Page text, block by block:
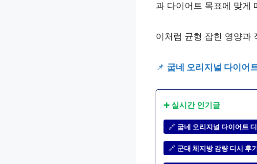
과 다이어트 목표에 맞게
이처럼 균형 잡힌 영양과
📌 굽네 오리지널 다이어
➕ 실시간 인기글
🔗 굽네 오리지널 다이어트
🔗 군대 체지방 감량 디시 후